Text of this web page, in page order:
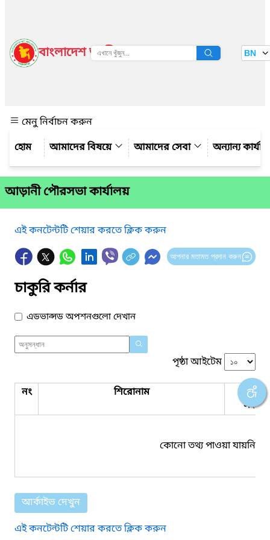
বাংলাদেশ জাতীয় তথ্য বাতায়ন BN
মেনু নির্বাচন করুন
আমাদের বিষয়ে
আমাদের সেবা অন্যান্য
আড়ানী পৌরসভা কার্যালয়
এই কনটেন্টটি শেয়ার করতে ক্লিক করুন
আপনার মতামত প্রদান করুন
চাকুরি কর্নার
এডভান্সড অপশনগুলো দেখান
পৃষ্ঠা আইটেম
নং শিরোনাম
কোনো তথ্য পাওয়া যায়নি।
আর্কাইভ দেখুন
এই কনটেন্টটি শেয়ার করতে ক্লিক করুন